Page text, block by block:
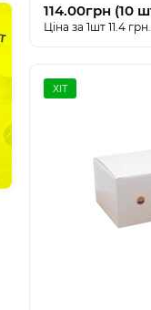
114.00грн (10
Ціна за 1шт 11.4 грн.
ХІТ